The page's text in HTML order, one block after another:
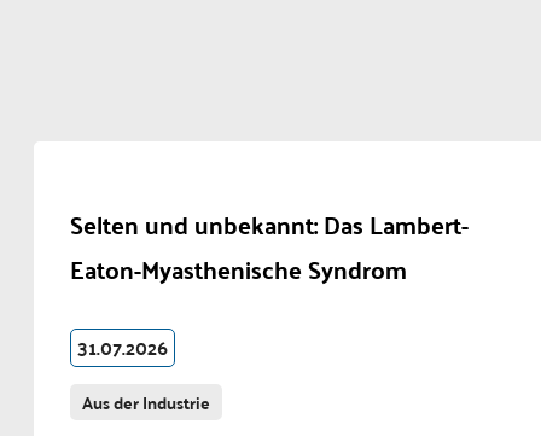
Selten und unbekannt: Das Lambert-
Eaton-Myasthenische Syndrom
31.07.2026
Aus der Industrie